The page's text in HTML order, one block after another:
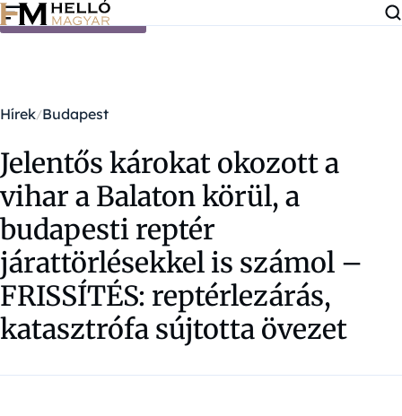
Ugrás a tartalomra
Hírek Budapest
Jelentős károkat okozott a
vihar a Balaton körül, a
budapesti reptér
járattörlésekkel is számol –
FRISSÍTÉS: reptérlezárás,
katasztrófa sújtotta övezet